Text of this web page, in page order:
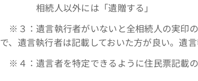
相続人以外には「遺贈する」
※３：遺言執行者がいないと全相続人の実印
で、遺言執行者は記載しておいた方が良い。遺
※４：遺言者を特定できるように住民票記載の